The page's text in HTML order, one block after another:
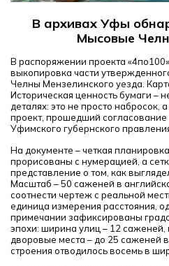
В архивах Уфы
Мысовые
В распоряжении проекта
выкопировка части
Челны Мензелинского уезда.
Историческая ценность бумаги –
деталях: это не просто
проект, прошедший
Уфимского губернского
На документе – четкая
прорисованы с нумерацией, а
представление о том, как
Масштаб – 50 саженей в
соотнести чертеж с реальной
единица измерения расстояния,
примечании зафиксированы
эпохи: ширина улиц – 12
дворовые места – до 25 саженей
строения отводилось восемь в